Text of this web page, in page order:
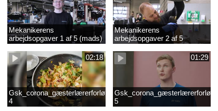
Mekanikerens
arbejdsopgaver 1 af 5 (mads)
Mekanikerens
arbejdsopgaver 2 af 5
(magnus)
02:18
Gsk_corona_gæsterlærerforløb_Axelsen_del
4
01:29
5